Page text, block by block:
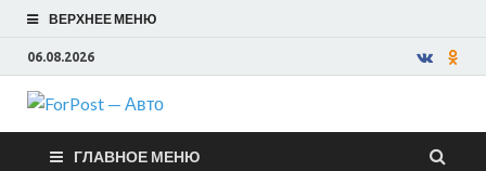
ВЕРХНЕЕ МЕНЮ
06.08.2026
ForPost —
ГЛАВНОЕ МЕНЮ